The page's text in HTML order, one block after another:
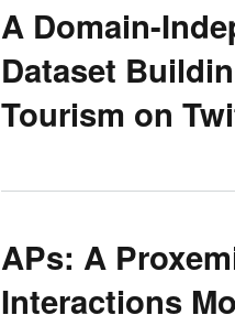
A Domain-
Dataset
Tourism on
APs: A
Interactions